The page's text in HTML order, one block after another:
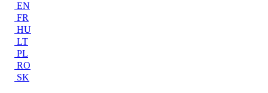
EN
FR
HU
LT
PL
RO
SK